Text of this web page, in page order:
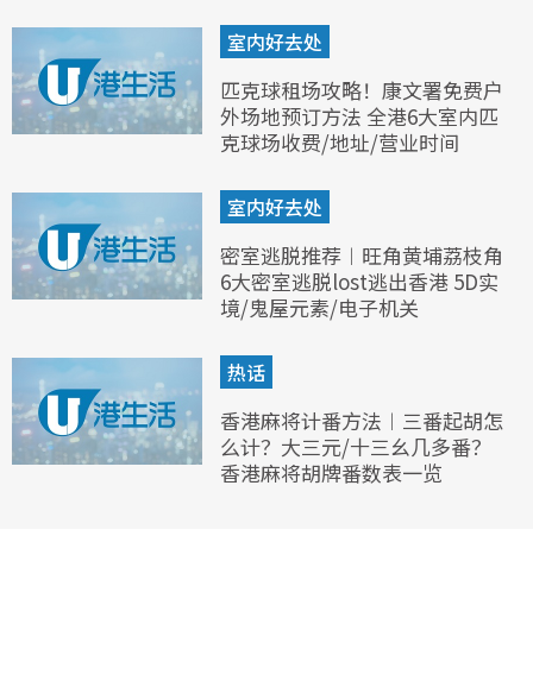
室内好去处
匹克球租场攻略！康文署免费户
外场地预订方法 全港6大室内匹
克球场收费/地址/营业时间
室内好去处
密室逃脱推荐︱旺角黄埔荔枝角
6大密室逃脱lost逃出香港 5D实
境/鬼屋元素/电子机关
热话
香港麻将计番方法︱三番起胡怎
么计？大三元/十三幺几多番？
香港麻将胡牌番数表一览